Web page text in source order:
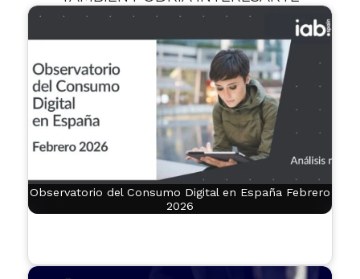
Observatorio del Consumo Digital en España Febrero
2026